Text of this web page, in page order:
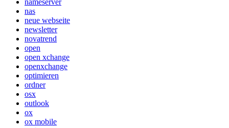
nameserver
nas
neue webseite
newsletter
novatrend
open
open xchange
openxchange
optimieren
ordner
osx
outlook
ox
ox mobile